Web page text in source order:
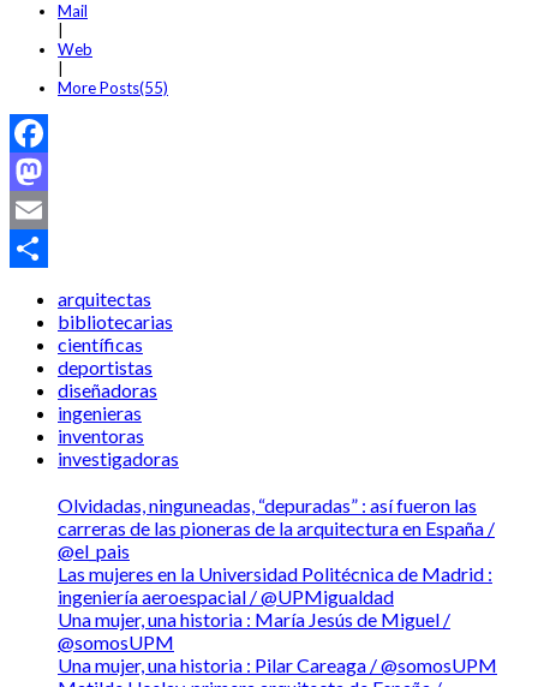
Mail
Web
More Posts(55)
Facebook
Mastodon
Email
arquitectas
bibliotecarias
científicas
deportistas
diseñadoras
ingenieras
inventoras
investigadoras
Olvidadas, ninguneadas, “depuradas” : así fueron las
carreras de las pioneras de la arquitectura en España /
@el_pais
Las mujeres en la Universidad Politécnica de Madrid :
ingeniería aeroespacial / @UPMigualdad
Una mujer, una historia : María Jesús de Miguel /
@somosUPM
Una mujer, una historia : Pilar Careaga / @somosUPM